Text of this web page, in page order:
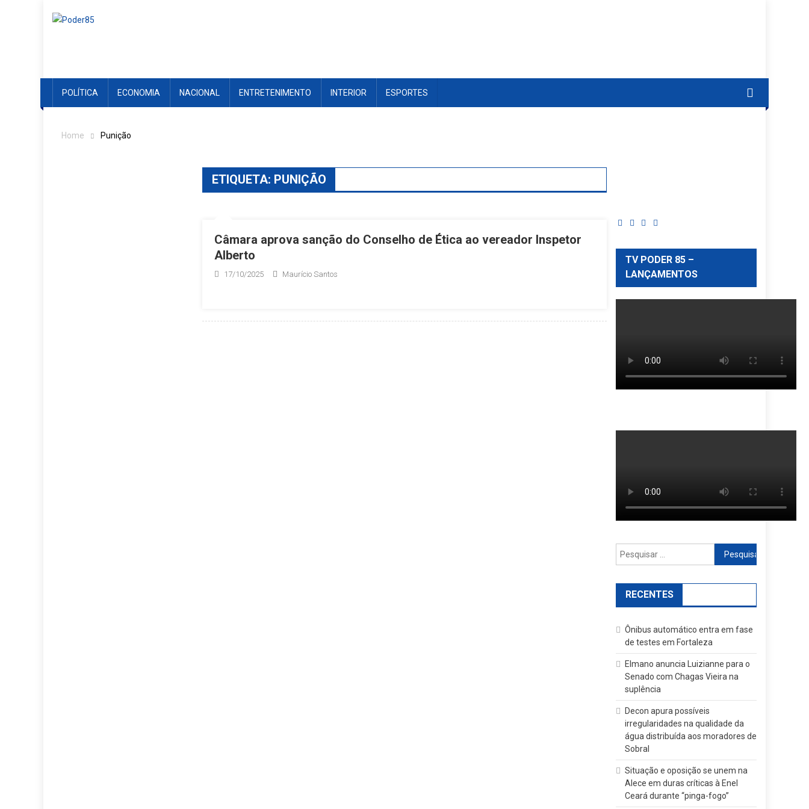
POLÍTICA ECONOMIA NACIONAL ENTRETENIMENTO INTERIOR ESPORTES
Home Punição
ETIQUETA: PUNIÇÃO
Câmara aprova sanção do Conselho de Ética ao vereador Inspetor
Alberto
17/10/2025 Maurício Santos
TV PODER 85 –
LANÇAMENTOS
Pesquisar
por:
RECENTES
Ônibus automático entra em fase
de testes em Fortaleza
Elmano anuncia Luizianne para o
Senado com Chagas Vieira na
suplência
Decon apura possíveis
irregularidades na qualidade da
água distribuída aos moradores de
Sobral
Situação e oposição se unem na
Alece em duras críticas à Enel
Ceará durante “pinga-fogo”